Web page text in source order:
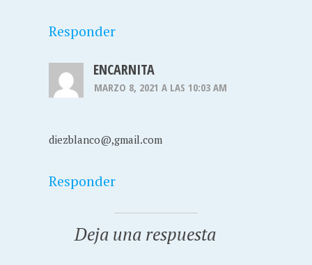
Responder
ENCARNITA
MARZO 8, 2021 A LAS 10:03 AM
diezblanco@,gmail.com
Responder
Deja una respuesta